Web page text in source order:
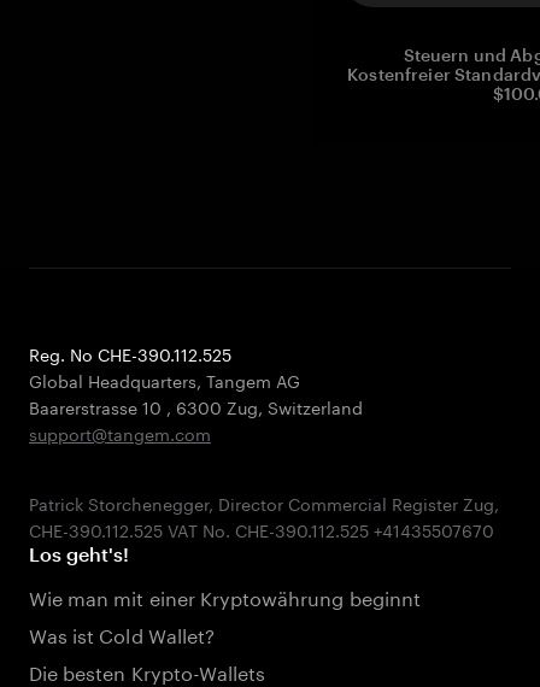
Steuern und
Kostenfreier
Reg. No CHE-390.112.525
Global Headquarters, Tangem AG
Baarerstrasse 10 , 6300 Zug, Switzerland
support@tangem.com
Patrick Storchenegger, Director Commercial Register Zug,
Los geht's!
Wie man mit einer Kryptowährung beginnt
Was ist Cold Wallet?
Die besten Krypto-Wallets